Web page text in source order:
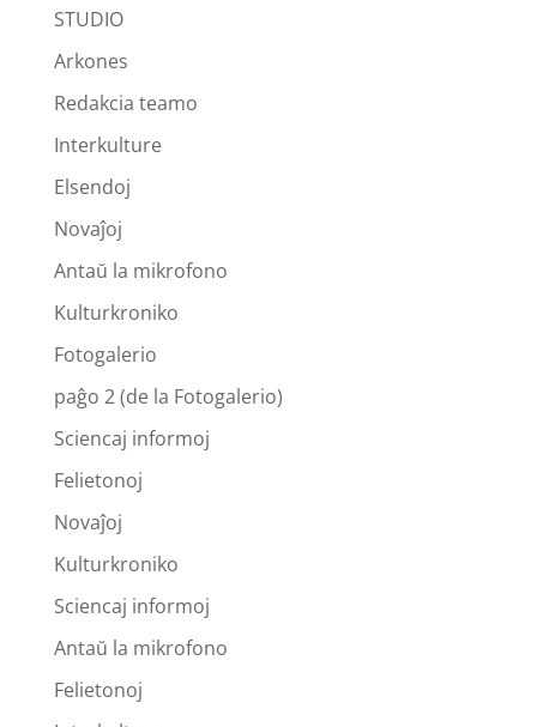
STUDIO
Arkones
Redakcia teamo
Interkulture
Elsendoj
Novaĵoj
Antaŭ la mikrofono
Kulturkroniko
Fotogalerio
paĝo 2 (de la Fotogalerio)
Sciencaj informoj
Felietonoj
Novaĵoj
Kulturkroniko
Sciencaj informoj
Antaŭ la mikrofono
Felietonoj